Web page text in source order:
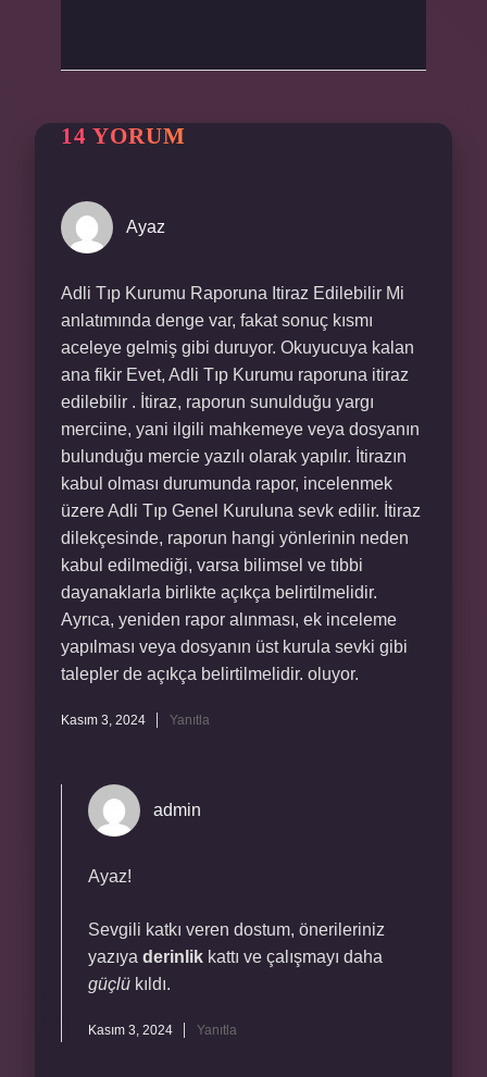
14 YORUM
Ayaz
Adli Tıp Kurumu Raporuna Itiraz Edilebilir Mi
anlatımında denge var, fakat sonuç kısmı
aceleye gelmiş gibi duruyor. Okuyucuya kalan
ana fikir Evet, Adli Tıp Kurumu raporuna itiraz
edilebilir . İtiraz, raporun sunulduğu yargı
merciine, yani ilgili mahkemeye veya dosyanın
bulunduğu mercie yazılı olarak yapılır. İtirazın
kabul olması durumunda rapor, incelenmek
üzere Adli Tıp Genel Kuruluna sevk edilir. İtiraz
dilekçesinde, raporun hangi yönlerinin neden
kabul edilmediği, varsa bilimsel ve tıbbi
dayanaklarla birlikte açıkça belirtilmelidir.
Ayrıca, yeniden rapor alınması, ek inceleme
yapılması veya dosyanın üst kurula sevki gibi
talepler de açıkça belirtilmelidir. oluyor.
Kasım 3, 2024 Yanıtla
admin
Ayaz!
Sevgili katkı veren dostum, önerileriniz
yazıya derinlik kattı ve çalışmayı daha
güçlü kıldı.
Kasım 3, 2024 Yanıtla